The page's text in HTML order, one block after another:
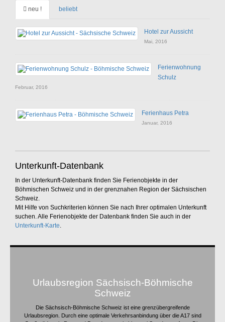
neu ! beliebt
Hotel zur Aussicht
Mai, 2016
Ferienwohnung
Schulz
Februar, 2016
Ferienhaus Petra
Januar, 2016
Unterkunft-Datenbank
In der Unterkunft-Datenbank finden Sie Ferienobjekte in der
Böhmischen Schweiz und in der grenznahen Region der Sächsischen
Schweiz.
Mit Hilfe von Suchkriterien können Sie nach Ihrer optimalen Unterkunft
suchen. Alle Ferienobjekte der Datenbank finden Sie auch in der
Unterkunft-Karte.
Urlaubsregion Sächsisch-Böhmische
Schweiz
Die Sächsisch-Böhmische Schweiz ist eine grenzübergreifende
Urlaubsregion. Durch eine optimale Verkehrsanbindung über die A17 sind